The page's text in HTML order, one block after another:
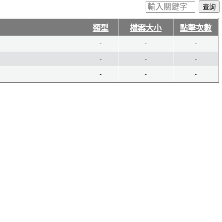
類型 檔案大小 點擊次數
- - -
- - -
- - -